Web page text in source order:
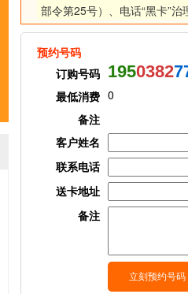
部令第25号）、 电话“黑卡”
预约号码
订购号码 1950382
最低消费 0
备注
客户姓名
联系电话
送卡地址
备注